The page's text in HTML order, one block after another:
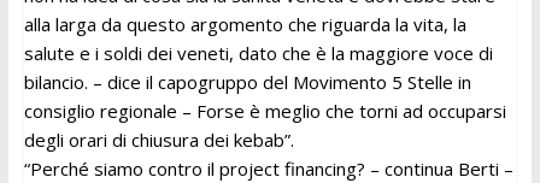
alla larga da questo argomento che riguarda la vita, la
salute e i soldi dei veneti, dato che è la maggiore voce di
bilancio. – dice il capogruppo del Movimento 5 Stelle in
consiglio regionale – Forse è meglio che torni ad occuparsi
degli orari di chiusura dei kebab”.
“Perché siamo contro il project financing? – continua Berti –